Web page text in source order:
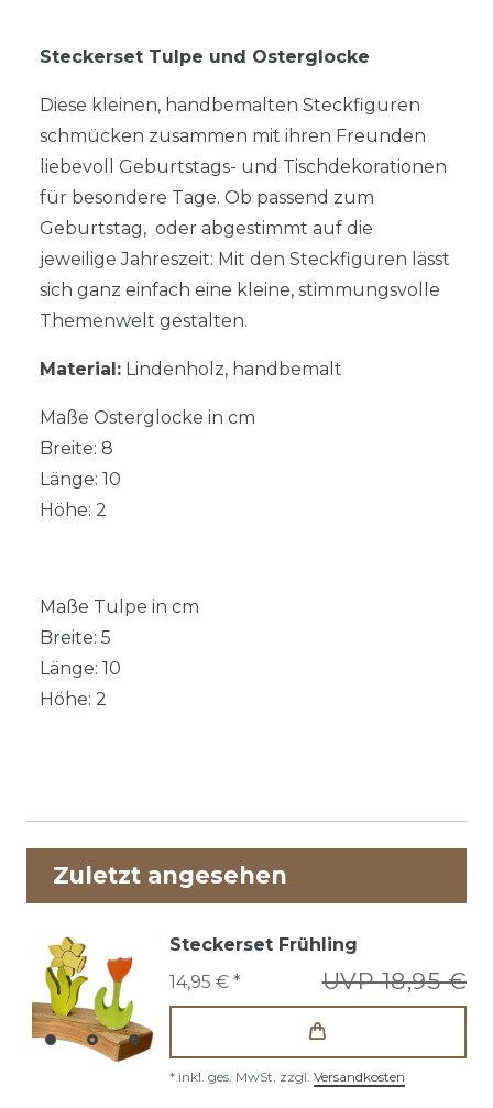
Steckerset Tulpe und Osterglocke
Diese kleinen, handbemalten Steckfiguren
schmücken zusammen mit ihren Freunden
liebevoll Geburtstags- und Tischdekorationen
für besondere Tage. Ob passend zum
Geburtstag, oder abgestimmt auf die
jeweilige Jahreszeit: Mit den Steckfiguren lässt
sich ganz einfach eine kleine, stimmungsvolle
Themenwelt gestalten.
Material: Lindenholz, handbemalt
Maße Osterglocke in cm
Breite: 8
Länge: 10
Höhe: 2
Maße Tulpe in cm
Breite: 5
Länge: 10
Höhe: 2
Zuletzt angesehen
Steckerset Frühling
UVP 18,95 €
14,95 € *
* inkl. ges. MwSt. zzgl. Versandkosten